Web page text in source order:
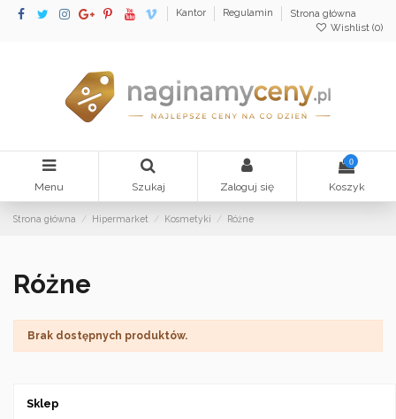
Kantor Regulamin
Strona główna
Wishlist (0)
Menu Szukaj Zaloguj się
0
Koszyk
Strona główna Hipermarket Kosmetyki Różne
Różne
Brak dostępnych produktów.
Sklep